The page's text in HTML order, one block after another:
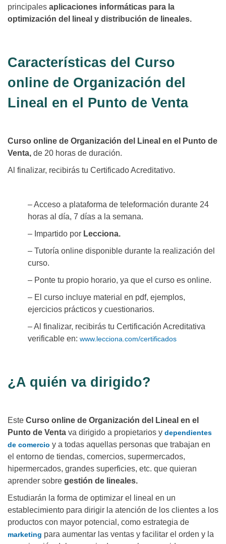
principales aplicaciones informáticas para la
optimización del lineal y distribución de lineales.
Características del Curso
online de Organización del
Lineal en el Punto de Venta
Curso online de Organización del Lineal en el Punto de
Venta, de 20 horas de duración.
Al finalizar, recibirás tu Certificado Acreditativo.
– Acceso a plataforma de teleformación durante 24
horas al día, 7 días a la semana.
– Impartido por Lecciona.
– Tutoría online disponible durante la realización del
curso.
– Ponte tu propio horario, ya que el curso es online.
– El curso incluye material en pdf, ejemplos,
ejercicios prácticos y cuestionarios.
– Al finalizar, recibirás tu Certificación Acreditativa
verificable en: www.lecciona.com/certificados
¿A quién va dirigido?
Este Curso online de Organización del Lineal en el
Punto de Venta va dirigido a propietarios y dependientes
de comercio y a todas aquellas personas que trabajan en
el entorno de tiendas, comercios, supermercados,
hipermercados, grandes superficies, etc. que quieran
aprender sobre gestión de lineales.
Estudiarán la forma de optimizar el lineal en un
establecimiento para dirigir la atención de los clientes a los
productos con mayor potencial, como estrategia de
marketing para aumentar las ventas y facilitar el orden y la